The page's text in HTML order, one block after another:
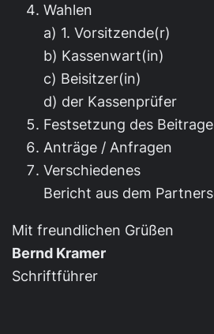
Wahlen
a) 1. Vorsitzende(r)
b) Kassenwart(in)
c) Beisitzer(in)
d) der Kassenprüfer
Festsetzung des
Anträge / Anfragen
Verschiedenes
Bericht aus dem
Mit freundlichen Grüßen
Bernd Kramer
Schriftführer